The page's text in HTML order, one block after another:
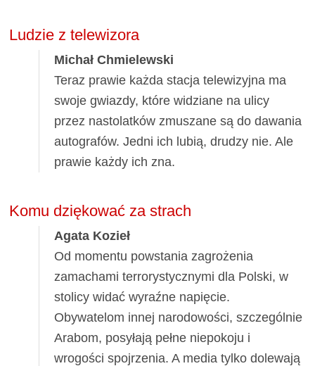
Ludzie z telewizora
Michał Chmielewski
Teraz prawie każda stacja telewizyjna ma
swoje gwiazdy, które widziane na ulicy
przez nastolatków zmuszane są do dawania
autografów. Jedni ich lubią, drudzy nie. Ale
prawie każdy ich zna.
Komu dziękować za strach
Agata Kozieł
Od momentu powstania zagrożenia
zamachami terrorystycznymi dla Polski, w
stolicy widać wyraźne napięcie.
Obywatelom innej narodowości, szczególnie
Arabom, posyłają pełne niepokoju i
wrogości spojrzenia. A media tylko dolewają